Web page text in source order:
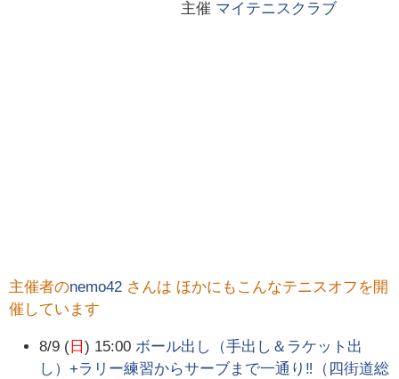
主催 マイテニスクラブ
主催者のnemo42 さんは ほかにもこんなテニスオフを開
催しています
8/9 ( 日) 15:00 ボール出し（手出し＆ラケット出
し）+ラリー練習からサーブまで一通り‼️（四街道総